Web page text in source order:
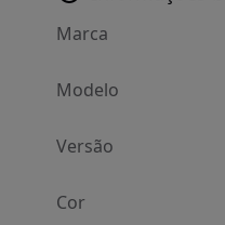
Marca
Modelo
Versão
Cor